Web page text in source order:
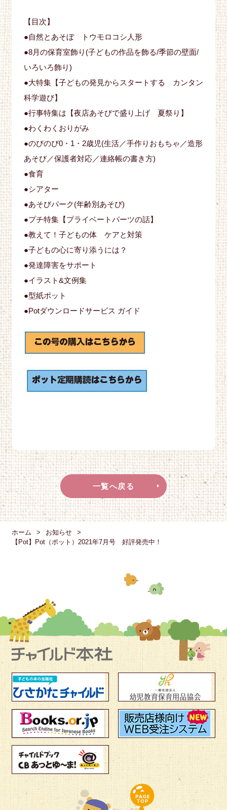
【目次】
●自然とあそぼ トウモロコシ人形
●8月の保育室飾り(子どもの作品を飾る/季節の壁面/
いろいろ飾り)
●大特集【子どもの発見からスタートする カンタン
科学遊び】
●行事特集は【夜店あそびで盛り上げ 夏祭り】
●わくわくおりがみ
●のびのび0・1・2歳児(生活／手作りおもちゃ／造形
あそび／保護者対応／連絡帳の書き方)
●食育
●シアター
●あそびパーク(年齢別あそび)
●プチ特集【プライベートパーツの話】
●教えて！子どもの体 ケアと対策
●子どもの心に寄り添うには？
●発達障害をサポート
●イラスト&文例集
●型紙ポット
●Potダウンロードサービス ガイド
一覧へ戻る
ホーム
お知らせ
【Pot】Pot（ポット）2021年7月号 好評発売中！